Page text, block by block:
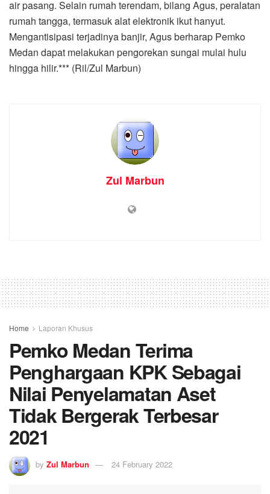
air pasang. Selain rumah terendam, bilang Agus, peralatan
rumah tangga, termasuk alat elektronik ikut hanyut.
Mengantisipasi terjadinya banjir, Agus berharap Pemko
Medan dapat melakukan pengorekan sungai mulai hulu
hingga hilir.*** (Ril/Zul Marbun)
Zul Marbun
Home Laporan Khusus
Pemko Medan Terima
Penghargaan KPK Sebagai
Nilai Penyelamatan Aset
Tidak Bergerak Terbesar
2021
by Zul Marbun 24 February 2022